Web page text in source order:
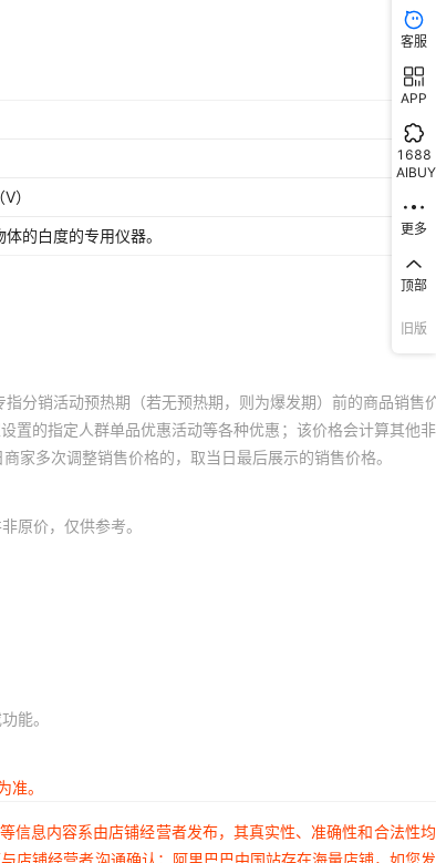
（V）
体的白度的专用仪器。
分销活动预热期（若无预热期，则为爆发期）前的商品销售
置的指定人群单品优惠活动等各种优惠；该价格会计算其他
家多次调整销售价格的，取当日最后展示的销售价格。
原价，仅供参考。
能。
。
信息内容系由店铺经营者发布，其真实性、准确性和合法性
店铺经营者沟通确认；阿里巴巴中国站存在海量店铺，如您
客服
APP
1688
AIBUY
更多
顶部
旧版